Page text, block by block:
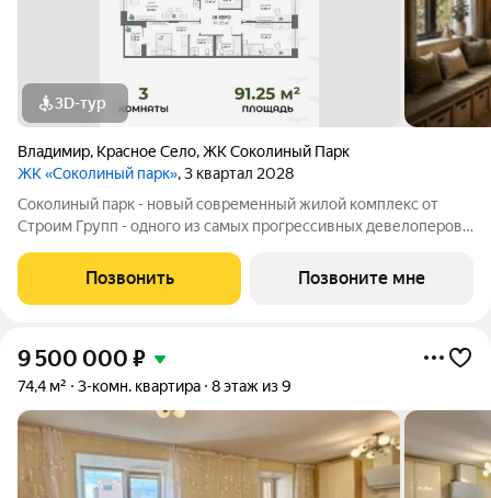
3D-тур
Владимир, Красное Село,ЖК Соколиный Парк
ЖК «Соколиный парк», 3 квартал 2028
Соколиный парк - новый современный жилой комплекс от
Строим Групп - одного из самых прогрессивных девелоперов
города Владимир, в непосредственной близости от новой
транспортной артерии города -
Позвонить Позвоните мне
9 500 000 ₽
74,4 м² 3-комн. квартира 8 этаж из 9